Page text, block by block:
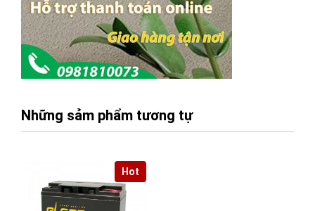
Những sảm phẩm tương tự
Hot